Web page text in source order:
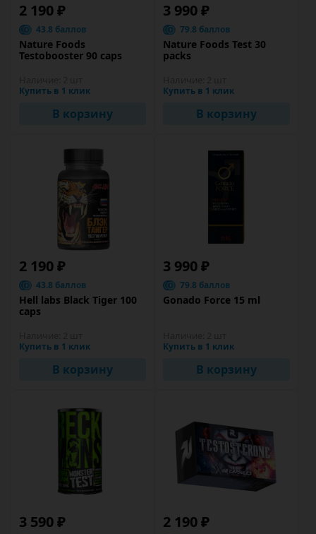
2 190 ₽
43.8 баллов
Nature Foods
Testobooster 90 caps
Купить в 1 клик
В корзину
3 990 ₽
79.8 баллов
Nature Foods Test 30
packs
Купить в 1 клик
В корзину
2 190 ₽
43.8 баллов
Hell labs Black Tiger 100
caps
Купить в 1 клик
В корзину
3 990 ₽
79.8 баллов
Gonado Force 15 ml
Купить в 1 клик
В корзину
3 590 ₽ 2 190 ₽